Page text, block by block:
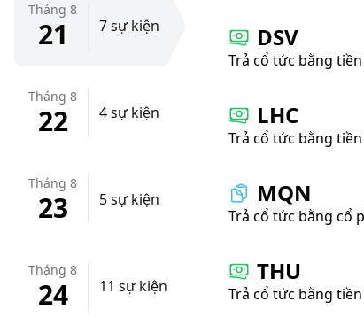
Tháng 8
21 7 sự kiện
Tháng 8
22 4 sự kiện
Tháng 8
23 5 sự kiện
Tháng 8
24 11 sự kiện
DSV
Trả cổ tức bằng
LHC
Trả cổ tức bằng
MQN
Trả cổ tức bằng cổ
THU
Trả cổ tức bằng